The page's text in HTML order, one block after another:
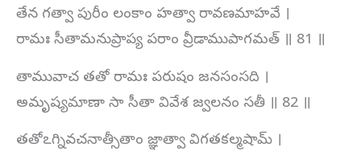
తేన గత్వా పురీం లంకాం హత్వా రావణమాహవే ।
రామః సీతామనుప్రాప్య పరాం వ్రీడాముపాగమత్ ॥ 81 ॥
తామువాచ తతో రామః పరుషం జనసంసది ।
అమృష్యమాణా సా సీతా వివేశ జ్వలనం సతీ ॥ 82 ॥
తతోఽగ్నివచనాత్సీతాం జ్ఞాత్వా విగతకల్మషామ్ ।